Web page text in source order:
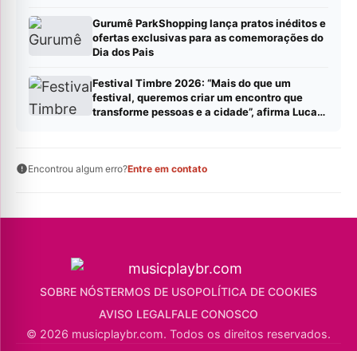
Gurumê ParkShopping lança pratos inéditos e
ofertas exclusivas para as comemorações do
Dia dos Pais
Festival Timbre 2026: “Mais do que um
festival, queremos criar um encontro que
transforme pessoas e a cidade”, afirma Lucas
Encontrou algum erro?Entre em contato
SOBRE NÓSTERMOS DE USOPOLÍTICA DE COOKIES
AVISO LEGALFALE CONOSCO
© 2026 musicplaybr.com. Todos os direitos reservados.